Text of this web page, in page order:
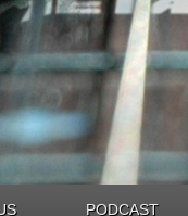
PODCAST